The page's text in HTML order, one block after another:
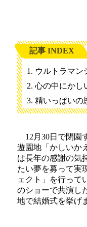
記事 INDEX
ウルトラマン
心の中にかし
精いっぱいの
12月30日で閉園
遊園地「かしいか
は長年の感謝の気
たい夢を募って実
ェクト」を行って
のショーで共演し
地で結婚式を挙げ